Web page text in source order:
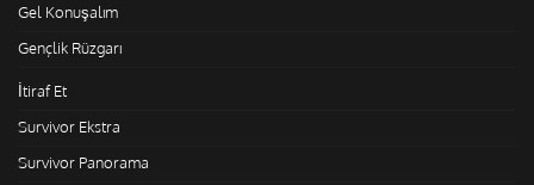
Gel Konuşalım
Gençlik Rüzgarı
İtiraf Et
Survivor Ekstra
Survivor Panorama